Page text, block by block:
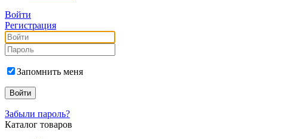
Войти
Регистрация
Запомнить меня
Забыли пароль?
Каталог товаров